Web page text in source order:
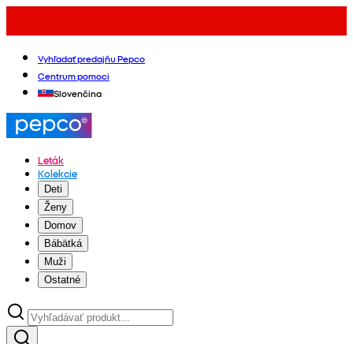
Vyhľadať predajňu Pepco
Centrum pomoci
Slovenčina
Leták
Kolekcie
Deti
Ženy
Domov
Bábätká
Muži
Ostatné